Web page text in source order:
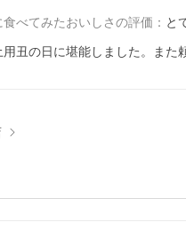
食べてみたおいしさの評価 ： と
丑の日に堪能しました。また